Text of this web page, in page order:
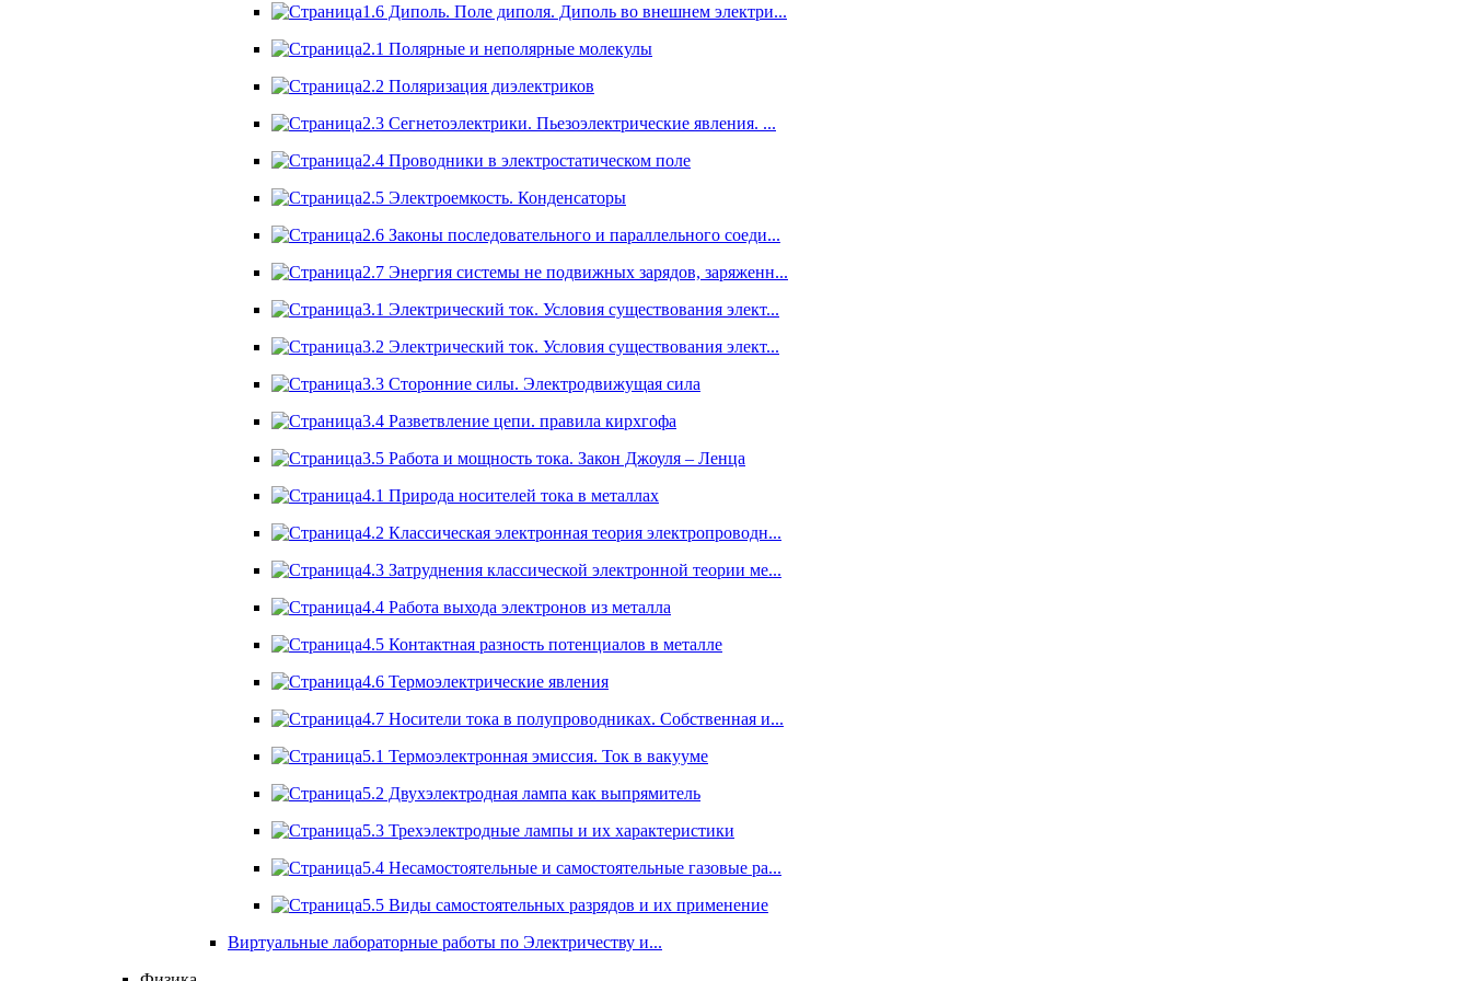
1.6 Диполь. Поле диполя. Диполь во внешнем электри...
2.1 Полярные и неполярные молекулы
2.2 Поляризация диэлектриков
2.3 Сегнетоэлектрики. Пьезоэлектрические явления. ...
2.4 Проводники в электростатическом поле
2.5 Электроемкость. Конденсаторы
2.6 Законы последовательного и параллельного соеди...
2.7 Энергия системы не подвижных зарядов, заряженн...
3.1 Электрический ток. Условия существования элект...
3.2 Электрический ток. Условия существования элект...
3.3 Сторонние силы. Электродвижущая сила
3.4 Разветвление цепи. правила кирхгофа
3.5 Работа и мощность тока. Закон Джоуля – Ленца
4.1 Природа носителей тока в металлах
4.2 Классическая электронная теория электропроводн...
4.3 Затруднения классической электронной теории ме...
4.4 Работа выхода электронов из металла
4.5 Контактная разность потенциалов в металле
4.6 Термоэлектрические явления
4.7 Носители тока в полупроводниках. Собственная и...
5.1 Термоэлектронная эмиссия. Ток в вакууме
5.2 Двухэлектродная лампа как выпрямитель
5.3 Трехэлектродные лампы и их характеристики
5.4 Несамостоятельные и самостоятельные газовые ра...
5.5 Виды самостоятельных разрядов и их применение
Виртуальные лабораторные работы по Электричеству и...